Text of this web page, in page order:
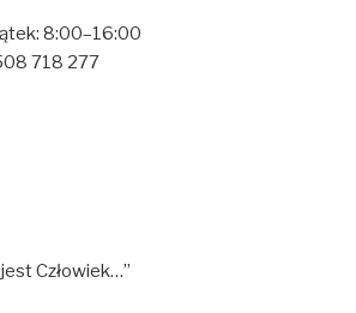
8:00–16:00
718 277
Człowiek…”